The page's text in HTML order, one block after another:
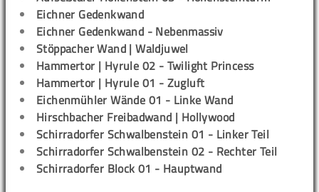
Eichner Gedenkwand
Eichner Gedenkwand - Nebenmassiv
Stöppacher Wand | Waldjuwel
Hammertor | Hyrule 02 - Twilight Princess
Hammertor | Hyrule 01 - Zugluft
Eichenmühler Wände 01 - Linke Wand
Hirschbacher Freibadwand | Hollywood
Schirradorfer Schwalbenstein 01 - Linker Teil
Schirradorfer Schwalbenstein 02 - Rechter Teil
Schirradorfer Block 01 - Hauptwand